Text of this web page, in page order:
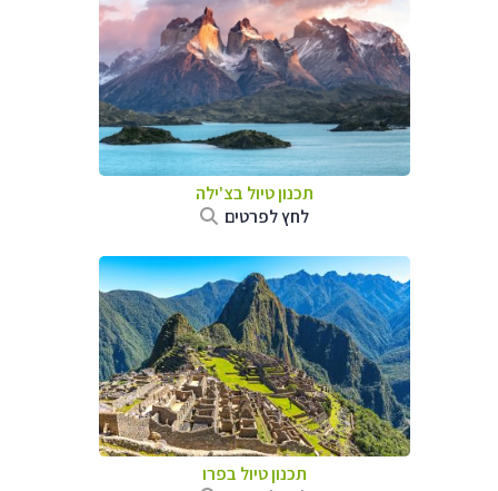
תכנון טיול בצ'ילה
לחץ לפרטים
תכנון טיול בפרו